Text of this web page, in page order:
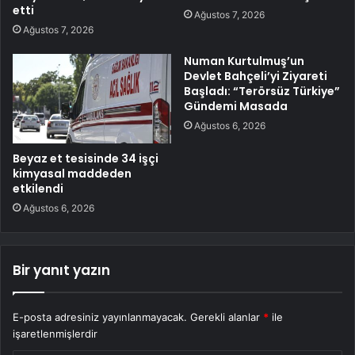
etti
Ağustos 7, 2026
Ağustos 7, 2026
Beyaz et tesisinde 34 işçi
kimyasal maddeden
etkilendi
Ağustos 6, 2026
Numan Kurtulmuş’un
Devlet Bahçeli’yi Ziyareti
Başladı: “Terörsüz Türkiye”
Gündemi Masada
Ağustos 6, 2026
Bir yanıt yazın
E-posta adresiniz yayınlanmayacak. Gerekli alanlar * ile
işaretlenmişlerdir